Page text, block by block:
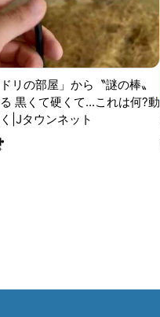
ドリの部屋」から〝謎の棒〟
黒くて硬くて...これは何?動
|Jタウンネット